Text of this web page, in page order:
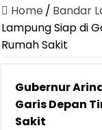
Home / Bandar
Lampung Siap di
Rumah Sakit
Gubernur
Garis Depan
Sakit